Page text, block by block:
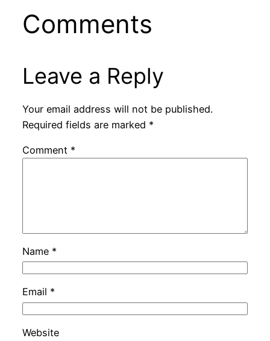
Comments
Leave a Reply
Your email address will not be published.
Required fields are marked *
Comment *
Name *
Email *
Website